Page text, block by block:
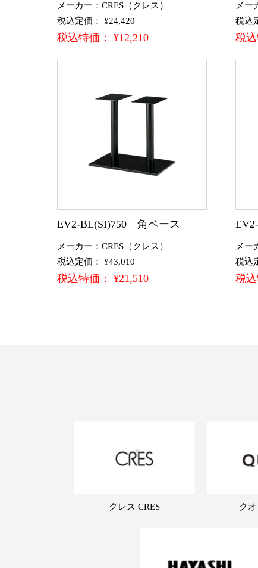
メーカー：CRES（クレス）
税込定価： ¥24,420
税込特価： ¥12,210
メー
税込
税
EV2-BL(SI)750 角ベース
メーカー：CRES（クレス）
税込定価： ¥43,010
税込特価： ¥21,510
メー
税込
税
クレス CRES ク